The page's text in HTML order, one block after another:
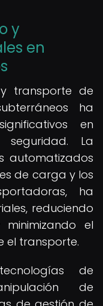
y
en
transporte de
ha
en
La
automatizados
de carga y los
ha
reduciendo
el
el transporte.
de
de